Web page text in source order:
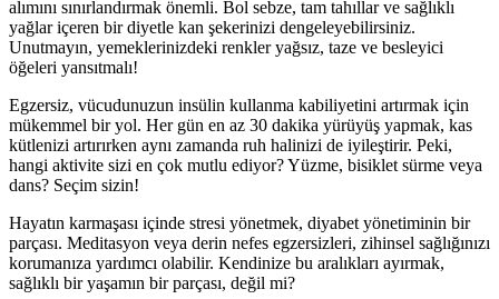
alımını sınırlandırmak önemli. Bol sebze, tam tahıllar ve sağlıklı
yağlar içeren bir diyetle kan şekerinizi dengeleyebilirsiniz.
Unutmayın, yemeklerinizdeki renkler yağsız, taze ve besleyici
öğeleri yansıtmalı!
Egzersiz, vücudunuzun insülin kullanma kabiliyetini artırmak için
mükemmel bir yol. Her gün en az 30 dakika yürüyüş yapmak, kas
kütlenizi artırırken aynı zamanda ruh halinizi de iyileştirir. Peki,
hangi aktivite sizi en çok mutlu ediyor? Yüzme, bisiklet sürme veya
dans? Seçim sizin!
Hayatın karmaşası içinde stresi yönetmek, diyabet yönetiminin bir
parçası. Meditasyon veya derin nefes egzersizleri, zihinsel sağlığınızı
korumanıza yardımcı olabilir. Kendinize bu aralıkları ayırmak,
sağlıklı bir yaşamın bir parçası, değil mi?